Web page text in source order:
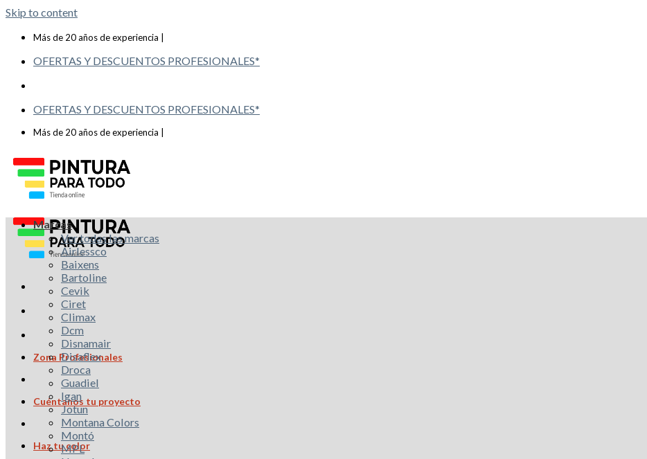
Skip to content
Más de 20 años de experiencia |
OFERTAS Y DESCUENTOS PROFESIONALES*
OFERTAS Y DESCUENTOS PROFESIONALES*
Más de 20 años de experiencia |
Zona Profesionales
Cuéntanos tu proyecto
Haz tu color
Marcas
Ver todas las marcas
Airlessco
Baixens
Bartoline
Cevik
Ciret
Climax
Dcm
Disnamair
Disaflex
Droca
Guadiel
Igan
Jotun
Montana Colors
Montó
MPL